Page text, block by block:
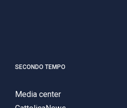
SECONDO TEMPO
Media center